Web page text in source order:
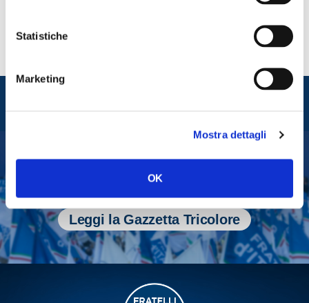
Statistiche
Marketing
Mostra dettagli
OK
Tesserati
Fai una donazione
Leggi la Gazzetta Tricolore